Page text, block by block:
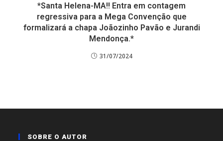
*Santa Helena-MA!! Entra em contagem
regressiva para a Mega Convenção que
formalizará a chapa Joãozinho Pavão e Jurandi
Mendonça.*
31/07/2024
SOBRE O AUTOR